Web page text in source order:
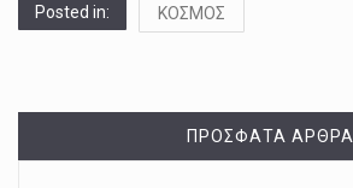
Posted in: ΚΟΣΜΟΣ
ΠΡΌΣΦΑΤΑ ΆΡΘΡΑ